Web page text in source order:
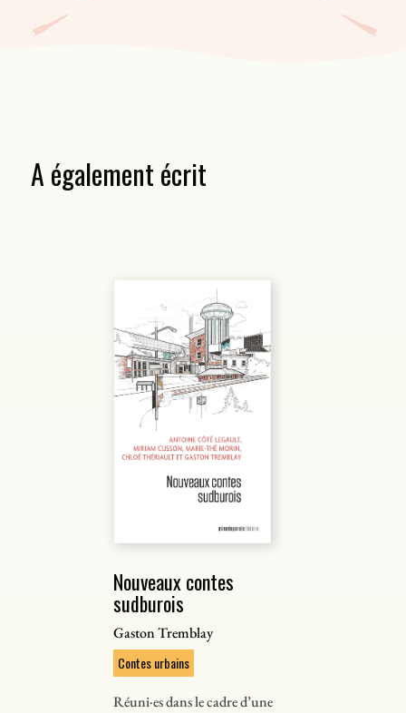
A également écrit
Nouveaux contes
sudburois
Gaston Tremblay
Contes urbains
Réuni·es dans le cadre d’une